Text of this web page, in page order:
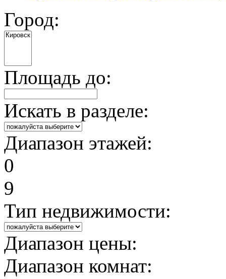
Город:
Площадь до:
Искать в разделе:
Диапазон этажей:
0
9
Тип недвижимости:
Диапазон цены:
Диапазон комнат: